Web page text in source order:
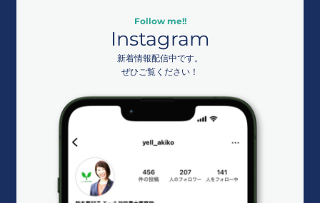
Follow me!!
Instagram
新着情報配信中です。
ぜひご覧ください！